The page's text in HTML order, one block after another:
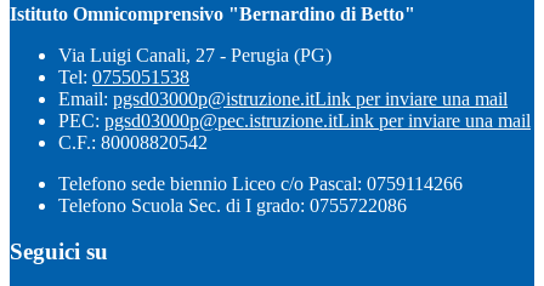
Istituto Omnicomprensivo "Bernardino di Betto"
Via Luigi Canali, 27 - Perugia (PG)
Tel: 0755051538
Email: pgsd03000p@istruzione.itLink per inviare una mail
PEC: pgsd03000p@pec.istruzione.itLink per inviare una mail
C.F.: 80008820542
Telefono sede biennio Liceo c/o Pascal: 0759114266
Telefono Scuola Sec. di I grado: 0755722086
Seguici su